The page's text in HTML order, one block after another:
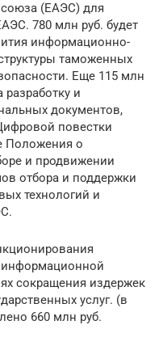
союза (ЕАЭС) для
780 млн руб. будет
информационно-
таможенных
Еще 115 млн
и
документов,
повестки
Положения о
и продвижении
отбора и поддержки
технологий и
информационной
сокращения издержек
услуг. (в
660 млн руб.